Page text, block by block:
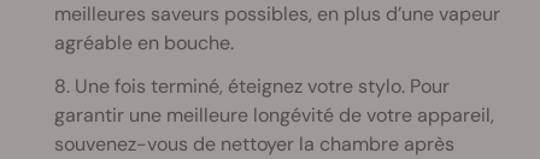
meilleures saveurs possibles, en plus d’une vapeur
agréable en bouche.
8. Une fois terminé, éteignez votre stylo. Pour
garantir une meilleure longévité de votre appareil,
souvenez-vous de nettoyer la chambre après